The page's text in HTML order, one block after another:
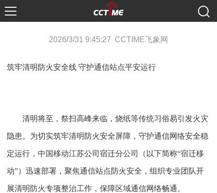
2026/3/31 9:45:27 CCTIME飞象网
筑牢清明防火安全线 守护通信站点平安运行
清明将至，祭扫高峰来临，烧纸等传统习俗易引发火灾
隐患。为切实筑牢清明防火安全屏障，守护通信网络安全稳
定运行，中国移动江苏公司宿迁分公司（以下简称“宿迁移
动”）迅速部署，聚焦通信站点防火安全，组织专业团队开
展清明防火专项整治工作，保障区域通信网络畅通。